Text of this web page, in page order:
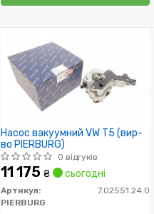
Насос вакуумний VW T5 (вир-
во PIERBURG)
0 відгуків
11 175 ₴ сьогодні
Артикул:
7.02551.24.0
PIERBURG